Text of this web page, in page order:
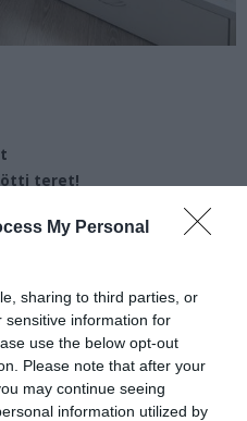
My Personal
sharing to third parties, or
sensitive information for
use the below opt-out
Please note that after your
may continue seeing
information utilized by
teret!